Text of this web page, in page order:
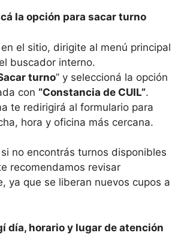
la opción para sacar turno
el sitio, dirigite al menú principal
buscador interno.
turno” y seleccioná la opción
con “Constancia de CUIL”.
te redirigirá al formulario para
hora y oficina más cercana.
si no encontrás turnos disponibles
recomendamos revisar
ya que se liberan nuevos cupos a
día, horario y lugar de atención